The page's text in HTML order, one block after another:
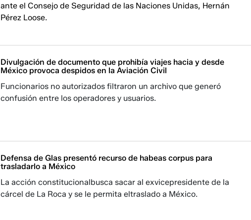
ante el Consejo de Seguridad de las Naciones Unidas, Hernán
Pérez Loose.
Divulgación de documento que prohibía viajes hacia y desde
México provoca despidos en la Aviación Civil
Funcionarios no autorizados filtraron un archivo que generó
confusión entre los operadores y usuarios.
Defensa de Glas presentó recurso de habeas corpus para
trasladarlo a México
La acción constitucionalbusca sacar al exvicepresidente de la
cárcel de La Roca y se le permita eltraslado a México.